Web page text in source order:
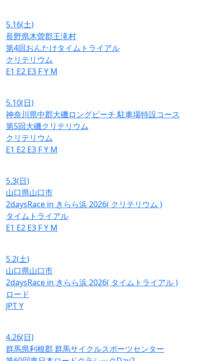
5.16(土)
長野県木曽郡王滝村
第4回おんたけタイムトライアル
クリテリウム
E1 E2 E3 FY M
5.10(日)
神奈川県中郡大磯ロングビーチ 駐車場特設コース
第5回大磯クリテリウム
クリテリウム
E1 E2 E3 FY M
5.3(日)
山口県山口市
2daysRace in きらら浜 2026( クリテリウム )
タイムトライアル
E1 E2 E3 FY M
5.2(土)
山口県山口市
2daysRace in きらら浜 2026( タイムトライアル )
ロード
JPTY
4.26(日)
群馬県利根郡 群馬サイクルスポーツセンター